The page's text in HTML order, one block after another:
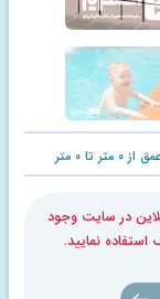
عمق از۰ متر تا۰ متر
در سایت وجود
نمایید.